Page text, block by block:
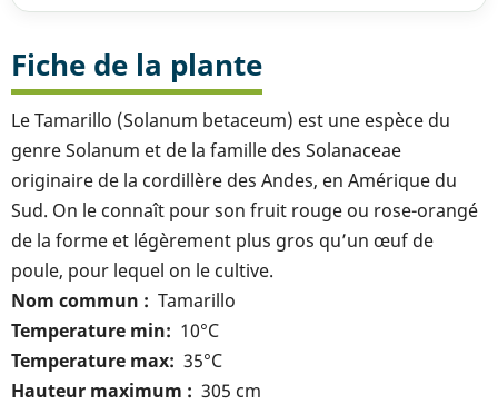
Fiche de la plante
Le Tamarillo (Solanum betaceum) est une espèce du
genre Solanum et de la famille des Solanaceae
originaire de la cordillère des Andes, en Amérique du
Sud. On le connaît pour son fruit rouge ou rose-orangé
de la forme et légèrement plus gros qu’un œuf de
poule, pour lequel on le cultive.
Nom commun
Tamarillo
Temperature min
10°C
Temperature max 35°C
Hauteur maximum
305 cm